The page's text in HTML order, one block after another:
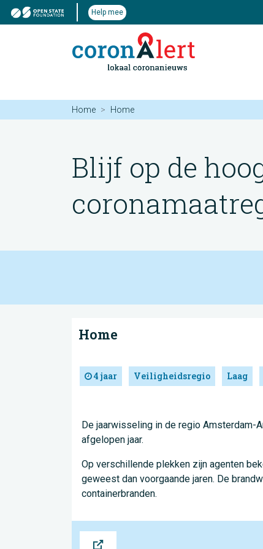
Help mee
Home Home
Blijf op de
Home
4 jaar Veiligheidsregio Laag
De jaarwisseling in de regio Amsterdam-
afgelopen jaar.
Op verschillende plekken zijn agenten
geweest dan voorgaande jaren. De
containerbranden.